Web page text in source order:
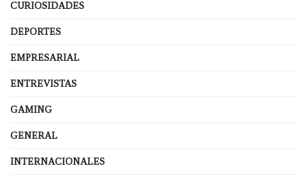
CURIOSIDADES
DEPORTES
EMPRESARIAL
ENTREVISTAS
GAMING
GENERAL
INTERNACIONALES